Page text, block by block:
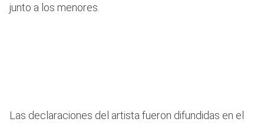
junto a los menores.
Las declaraciones del artista fueron difundidas en el